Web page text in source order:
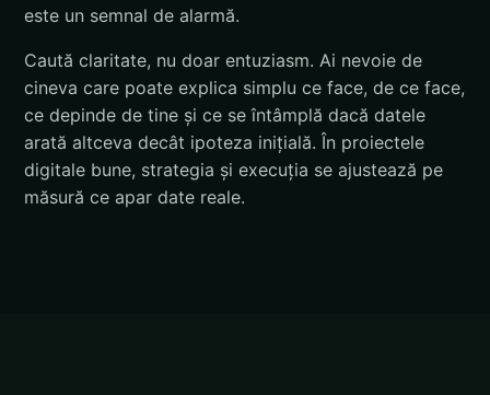
este un semnal de alarmă.
Caută claritate, nu doar entuziasm. Ai nevoie de
cineva care poate explica simplu ce face, de ce face,
ce depinde de tine și ce se întâmplă dacă datele
arată altceva decât ipoteza inițială. În proiectele
digitale bune, strategia și execuția se ajustează pe
măsură ce apar date reale.